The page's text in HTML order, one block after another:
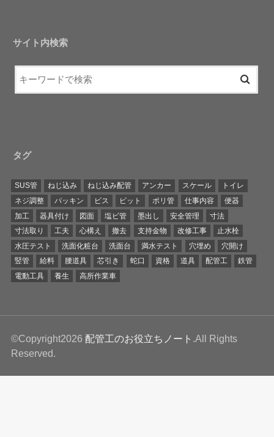
サイト内検索
タグ
SUS管 ねじ込み ねじ込み配管 アンカー スケール
トイレ
ネジ調整
パッキン ビス ビット ポリ管 仕事内容
便器
加工
器具付け 図面 塩ビ管 墨出し 安全管理
寸法
寸法取り
工夫 心構え 撤去 支持金物 改修工事
止水栓
水圧テスト
洗面化粧台 洗面台 満水テスト 穴埋め
穴開け
竪管
給料 腰道具 芯引き 蛇口 資格 道具 配管工
鉄管
電動工具
養生 高所作業車
©Copyright2026 配管工のお役立ちノート .All Rights
Reserved.